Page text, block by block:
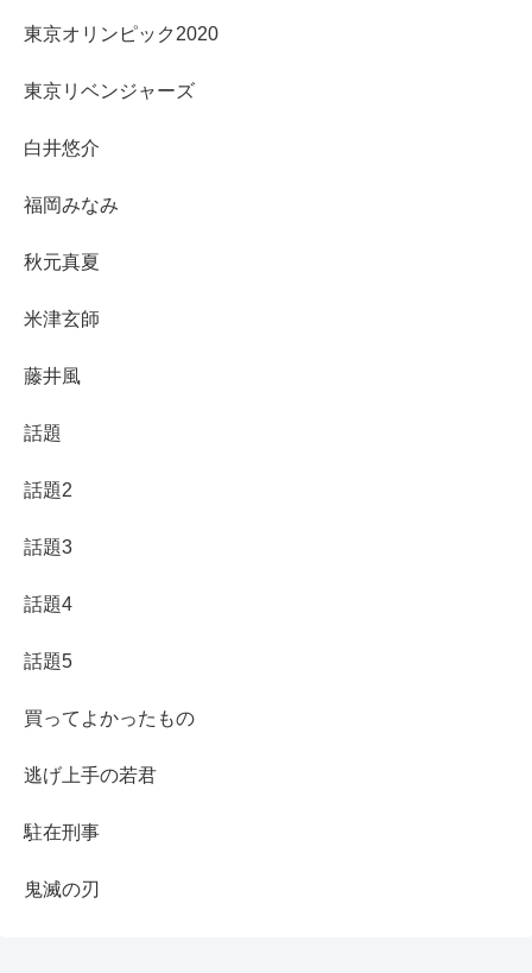
東京オリンピック2020
東京リベンジャーズ
白井悠介
福岡みなみ
秋元真夏
米津玄師
藤井風
話題
話題2
話題3
話題4
話題5
買ってよかったもの
逃げ上手の若君
駐在刑事
鬼滅の刃